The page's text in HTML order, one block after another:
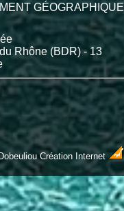
GÉOGRAPHIQUE
Rhône (BDR) - 13
Création Internet